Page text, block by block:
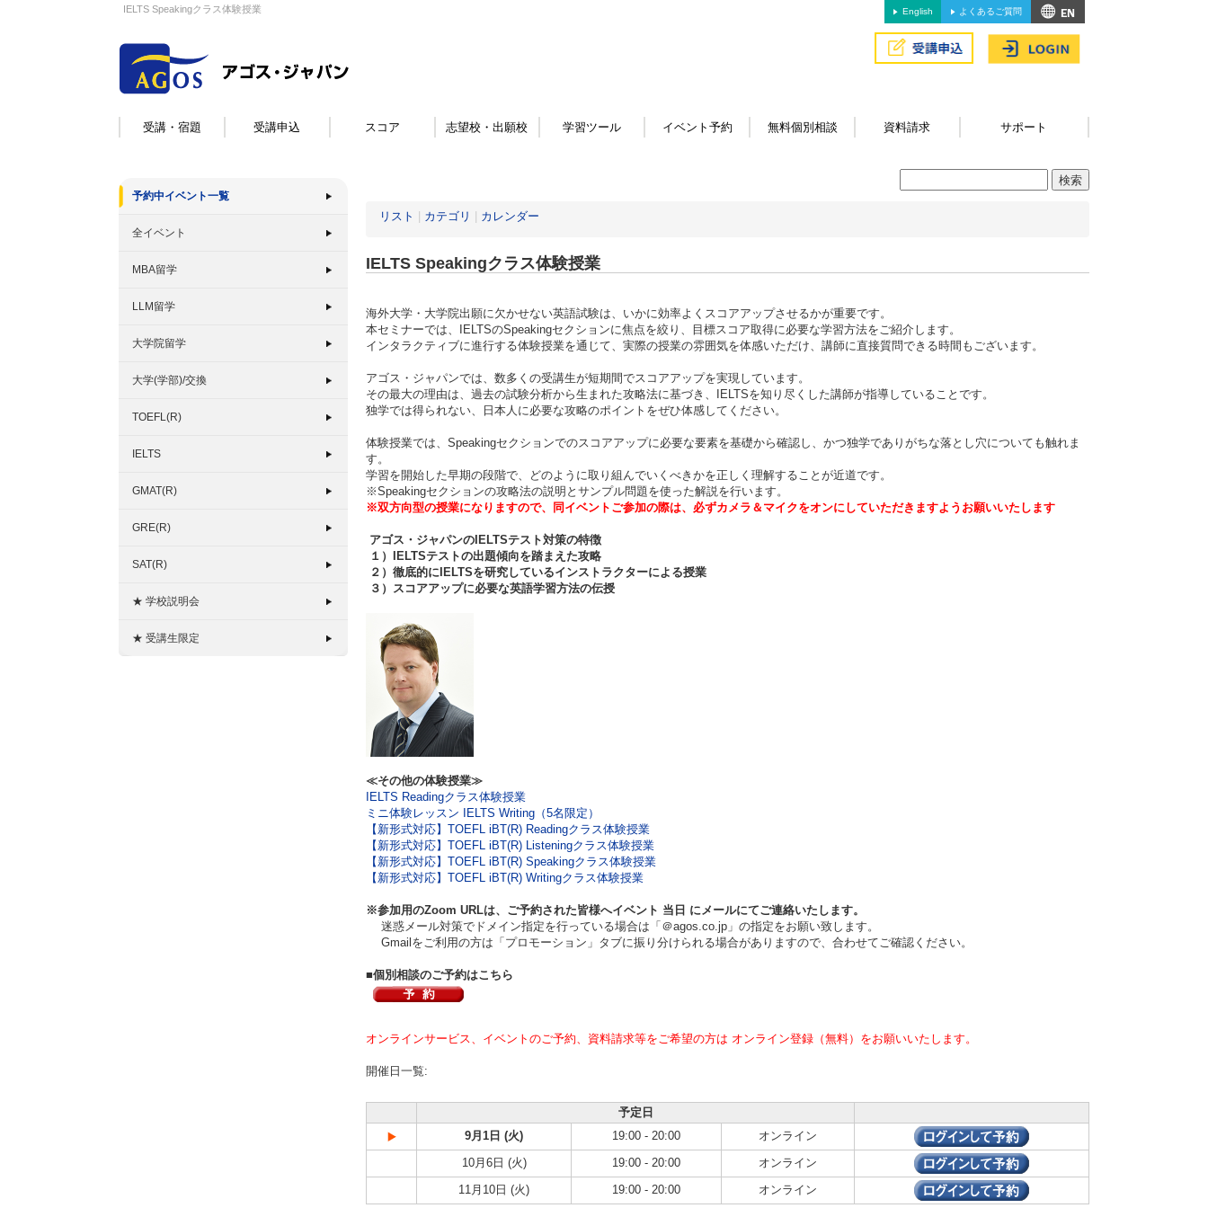
IELTS Speakingクラス体験授業 English よくあるご質問
受講・宿題 受講申込 スコア 志望校・出願校 学習ツール イベント予約 無料個別相談 資料請求 サポート
予約中イベント一覧
全イベント
MBA留学
LLM留学
大学院留学
大学(学部)/交換
TOEFL(R)
IELTS
GMAT(R)
GRE(R)
SAT(R)
★ 学校説明会
★ 受講生限定
リスト カテゴリ カレンダー
IELTS Speakingクラス体験授業
海外大学・大学院出願に欠かせない英語試験は、いかに効率よくスコアアップさせるかが重要です。
本セミナーでは、IELTSのSpeakingセクションに焦点を絞り、目標スコア取得に必要な学習方法をご紹介します。
インタラクティブに進行する体験授業を通じて、実際の授業の雰囲気を体感いただけ、講師に直接質問できる時間もございます。
アゴス・ジャパンでは、数多くの受講生が短期間でスコアアップを実現しています。
その最大の理由は、過去の試験分析から生まれた攻略法に基づき、IELTSを知り尽くした講師が指導していることです。
独学では得られない、日本人に必要な攻略のポイントをぜひ体感してください。
体験授業では、Speakingセクションでのスコアアップに必要な要素を基礎から確認し、かつ独学でありがちな落とし穴についても触れま
す。
学習を開始した早期の段階で、どのように取り組んでいくべきかを正しく理解することが近道です。
※Speakingセクションの攻略法の説明とサンプル問題を使った解説を行います。
※双方向型の授業になりますので、同イベントご参加の際は、必ずカメラ＆マイクをオンにしていただきますようお願いいたします
アゴス・ジャパンのIELTSテスト対策の特徴
１）IELTSテストの出題傾向を踏まえた攻略
２）徹底的にIELTSを研究しているインストラクターによる授業
３）スコアアップに必要な英語学習方法の伝授
≪その他の体験授業≫
IELTS Readingクラス体験授業
ミニ体験レッスン IELTS Writing（5名限定）
【新形式対応】TOEFL iBT(R) Readingクラス体験授業
【新形式対応】TOEFL iBT(R) Listeningクラス体験授業
【新形式対応】TOEFL iBT(R) Speakingクラス体験授業
【新形式対応】TOEFL iBT(R) Writingクラス体験授業
※参加用のZoom URLは、ご予約された皆様へイベント 当日 にメールにてご連絡いたします。
迷惑メール対策でドメイン指定を行っている場合は「＠agos.co.jp」の指定をお願い致します。
Gmailをご利用の方は「プロモーション」タブに振り分けられる場合がありますので、合わせてご確認ください。
■個別相談のご予約はこちら
オンラインサービス、イベントのご予約、資料請求等をご希望の方は オンライン登録（無料）をお願いいたします。
開催日一覧:
予定日
9月1日 (火)
19:00 - 20:00
オンライン
10月6日 (火)
19:00 - 20:00
オンライン
11月10日 (火)
19:00 - 20:00 オンライン